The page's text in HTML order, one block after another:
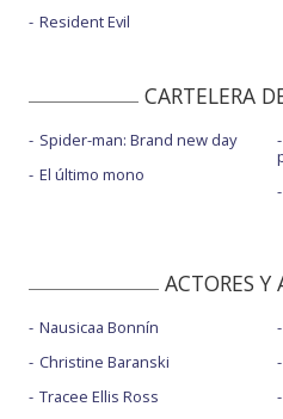
Resident Evil
CARTELERA
Spider-man: Brand new day
El último mono
ACTORES Y
Nausicaa Bonnín
Christine Baranski
Tracee Ellis Ross